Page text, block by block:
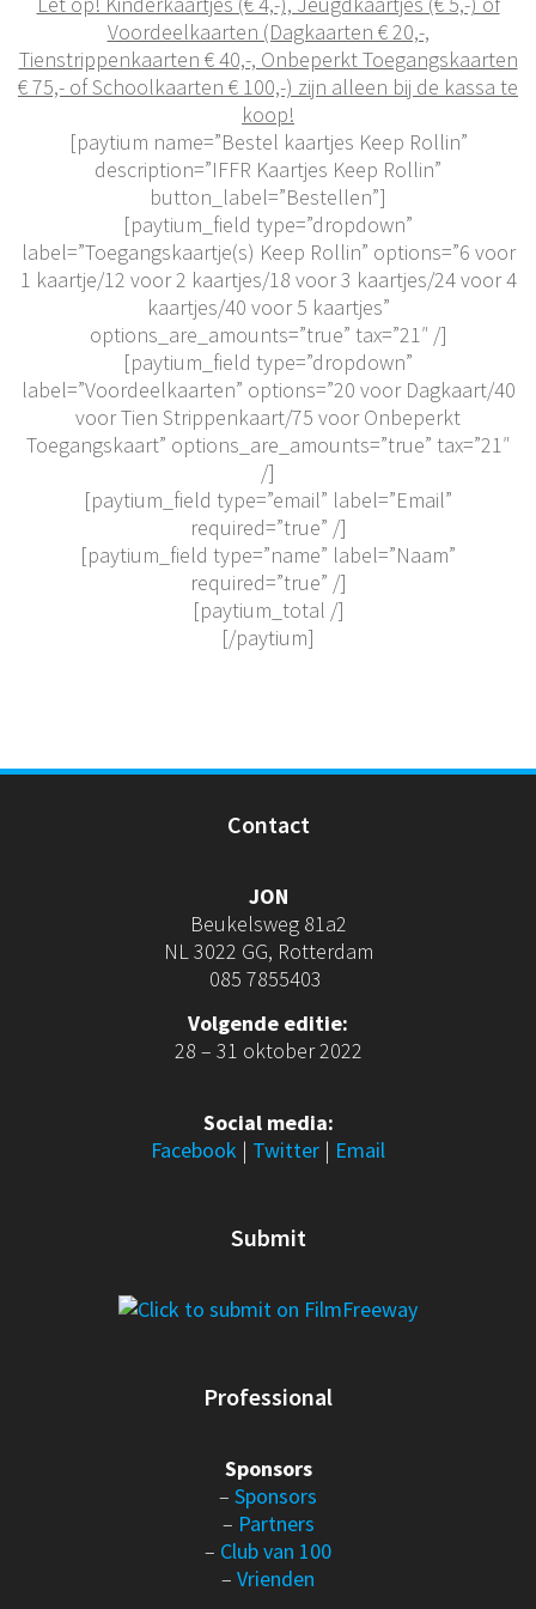
Voordeelkaarten (Dagkaarten € 20,-,
Tienstrippenkaarten € 40,-, Onbeperkt Toegangskaarten
€ 75,- of Schoolkaarten € 100,-) zijn alleen bij de kassa te
koop!
[paytium name=”Bestel kaartjes Keep Rollin”
description=”IFFR Kaartjes Keep Rollin”
button_label=”Bestellen”]
[paytium_field type=”dropdown”
label=”Toegangskaartje(s) Keep Rollin” options=”6 voor
1 kaartje/12 voor 2 kaartjes/18 voor 3 kaartjes/24 voor 4
kaartjes/40 voor 5 kaartjes”
options_are_amounts=”true” tax=”21″ /]
[paytium_field type=”dropdown”
label=”Voordeelkaarten” options=”20 voor Dagkaart/40
voor Tien Strippenkaart/75 voor Onbeperkt
Toegangskaart” options_are_amounts=”true” tax=”21″
/]
[paytium_field type=”email” label=”Email”
required=”true” /]
[paytium_field type=”name” label=”Naam”
required=”true” /]
[paytium_total /]
[/paytium]
Contact
JON
Beukelsweg 81a2
NL 3022 GG, Rotterdam
085 7855403
Volgende editie:
28 – 31 oktober 2022
Social media:
Facebook | Twitter | Email
Submit
Professional
Sponsors
– Sponsors
– Partners
– Club van 100
– Vrienden